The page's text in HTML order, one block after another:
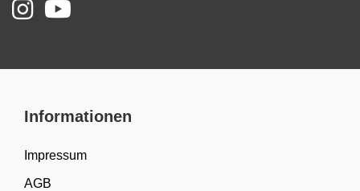
Informationen
Impressum
AGB